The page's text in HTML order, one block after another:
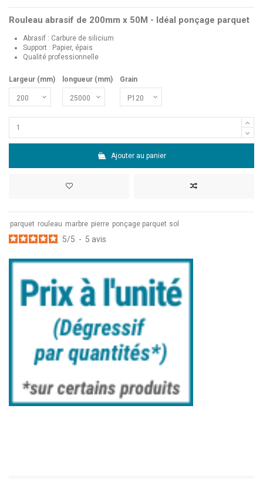
Rouleau abrasif de 200mm x 50M - Idéal ponçage parquet
Abrasif : Carbure de silicium
Support : Papier, épais
Qualité professionnelle
Largeur (mm) longueur (mm) Grain
Ajouter au panier
parquet rouleau marbre pierre ponçage parquet sol
5/5 - 5 avis